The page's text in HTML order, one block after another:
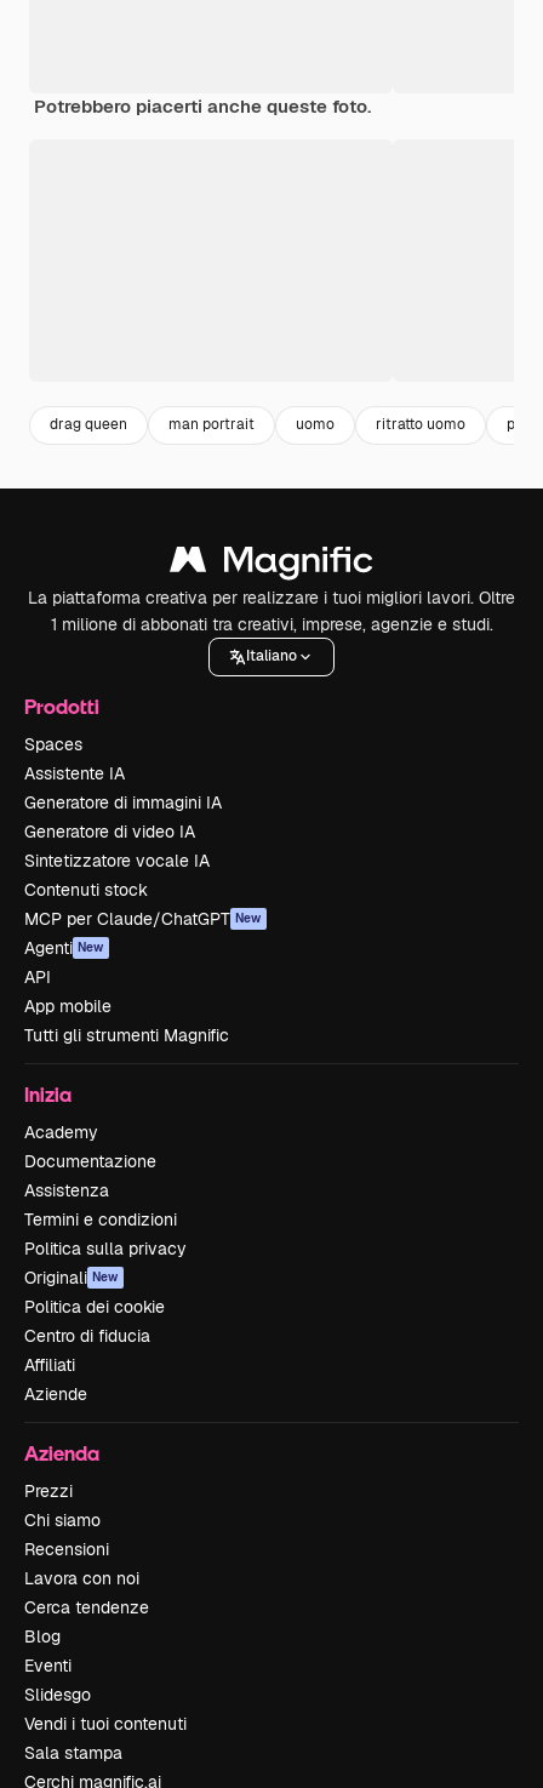
Potrebbero piacerti anche queste foto.
drag queen man portrait uomo ritratto uomo
La piattaforma creativa per realizzare i tuoi migliori lavori. Oltre
1 milione di abbonati tra creativi, imprese, agenzie e studi.
Italiano
Prodotti
Spaces
Assistente IA
Generatore di immagini IA
Generatore di video IA
Sintetizzatore vocale IA
Contenuti stock
MCP per Claude/ChatGPT New
Agenti New
API
App mobile
Tutti gli strumenti Magnific
Inizia
Academy
Documentazione
Assistenza
Termini e condizioni
Politica sulla privacy
Originali New
Politica dei cookie
Centro di fiducia
Affiliati
Aziende
Azienda
Prezzi
Chi siamo
Recensioni
Lavora con noi
Cerca tendenze
Blog
Eventi
Slidesgo
Vendi i tuoi contenuti
Sala stampa
Cerchi magnific.ai